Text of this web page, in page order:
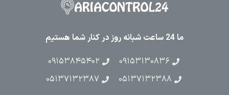
ما 24 ساعت شبانه روز در کنار شما هستیم
۰۹۱۵۳۱۳۰۸۳۶
۰۹۱۵۳۸۴۵۴۰۲
۰۵۱۳۷۱۳۲۳۸۸
۰۵۱۳۷۱۳۲۳۸۷